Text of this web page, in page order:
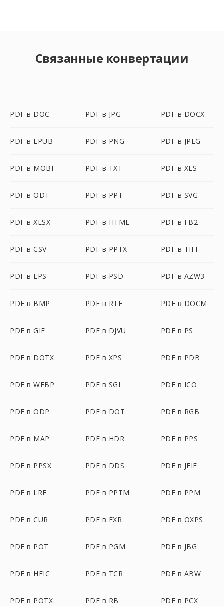
Связанные конвертации
PDF в DOC PDF в JPG PDF в DOCX
PDF в EPUB PDF в PNG PDF в JPEG
PDF в MOBI PDF в TXT PDF в XLS
PDF в ODT PDF в PPT PDF в SVG
PDF в XLSX PDF в HTML PDF в FB2
PDF в CSV PDF в PPTX PDF в TIFF
PDF в EPS PDF в PSD PDF в AZW3
PDF в BMP PDF в RTF PDF в DOCM
PDF в GIF PDF в DJVU PDF в PS
PDF в DOTX PDF в XPS PDF в PDB
PDF в WEBP PDF в SGI PDF в ICO
PDF в ODP PDF в DOT PDF в RGB
PDF в MAP PDF в HDR PDF в PPS
PDF в PPSX PDF в DDS PDF в JFIF
PDF в LRF PDF в PPTM PDF в PPM
PDF в CUR PDF в EXR PDF в OXPS
PDF в POT PDF в PGM PDF в JBG
PDF в HEIC PDF в TCR PDF в ABW
PDF в POTX PDF в RB PDF в PCX